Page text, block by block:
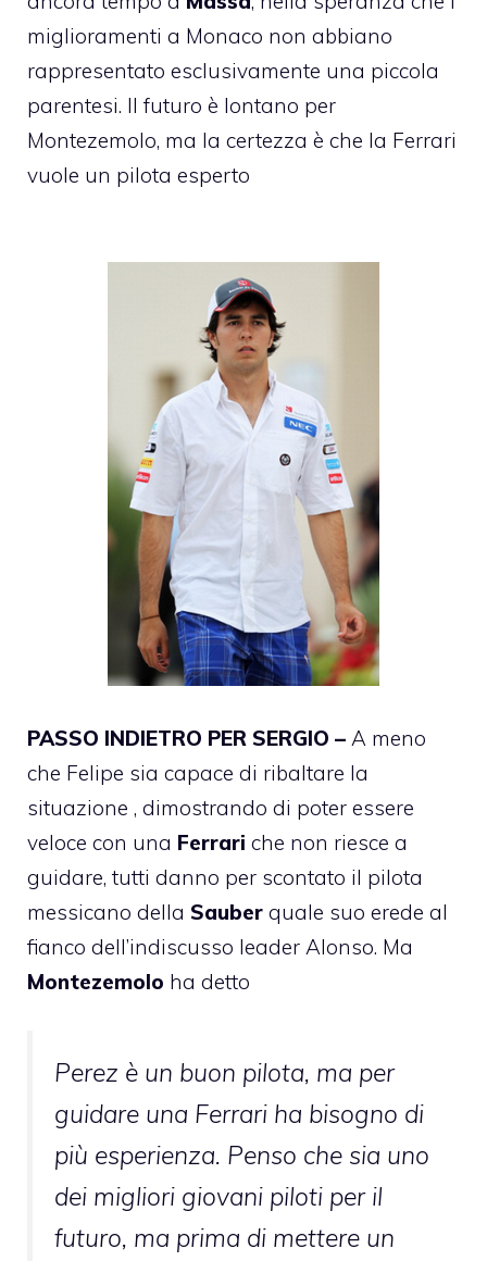
miglioramenti a Monaco non abbiano
rappresentato esclusivamente una piccola
parentesi. Il futuro è lontano per
Montezemolo, ma la certezza è che la Ferrari
vuole un pilota esperto
PASSO INDIETRO PER SERGIO – A meno
che Felipe sia capace di ribaltare la
situazione , dimostrando di poter essere
veloce con una Ferrari che non riesce a
guidare, tutti danno per scontato il pilota
messicano della Sauber quale suo erede al
fianco dell’indiscusso leader Alonso. Ma
Montezemolo ha detto
Perez è un buon pilota, ma per
guidare una Ferrari ha bisogno di
più esperienza. Penso che sia uno
dei migliori giovani piloti per il
futuro, ma prima di mettere un